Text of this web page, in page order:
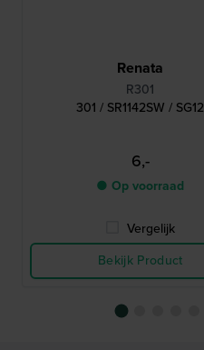
Renata
R301
301 / SR1142SW / SG12
6,-
● Op voorraad
Vergelijk
Bekijk Product